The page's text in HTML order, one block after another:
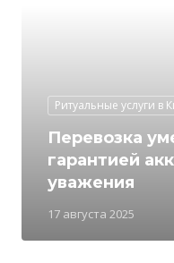
Ритуальные услуги в
17 августа 2025
Перевозка
гарантией
уважения